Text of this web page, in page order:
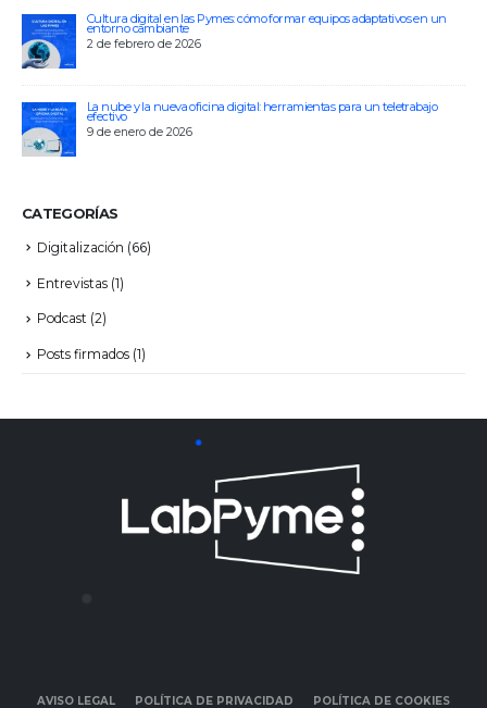
Cultura digital en las Pymes: cómo formar equipos adaptativos en un
entorno cambiante
2 de febrero de 2026
La nube y la nueva oficina digital: herramientas para un teletrabajo
efectivo
9 de enero de 2026
CATEGORÍAS
Digitalización (66)
Entrevistas (1)
Podcast (2)
Posts firmados (1)
AVISO LEGAL POLÍTICA DE PRIVACIDAD POLÍTICA DE COOKIES